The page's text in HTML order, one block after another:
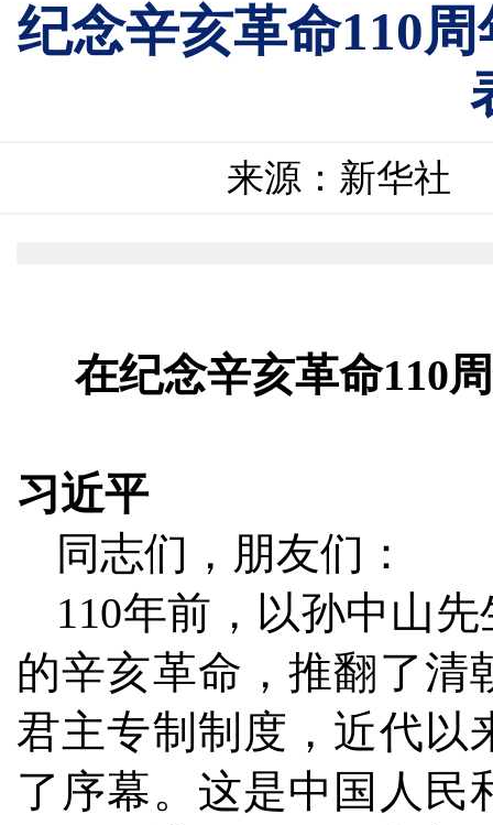
纪念辛亥革命110
来源：新华社
在纪念辛亥革命110
习近平
同志们，朋友们：
110年前，以孙中山
的辛亥革命，推翻了清
君主专制制度，近代以
了序幕。这是中国人民